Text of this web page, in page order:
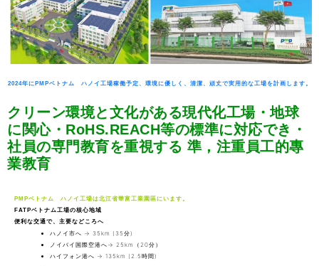
2024年に PMPベトナム ハノイ工場稼働予定、環境に優しく、清潔、頑丈で実用的な工場を計画します。
クリーン環境と文化がある現代化工場・地球
に関心・RoHS.REACH等の標準に対応でき・
社員の専門教育を重視する 準，注重員工的專
業教育
PMPベトナム ハノイ工場は北江省華富工業園區にいます。
FATPベトナム工場の核心地域
便利な交通で、主要などころへ
ハノイ市へ → 35km (35分)
ノイバイ国際空港へ→ 25km（20分）
ハイフォン港へ → 135km (2.5時間)